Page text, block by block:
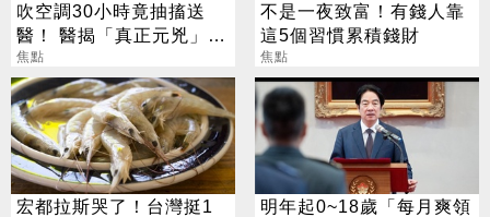
吹空調30小時竟抽搐送
醫！ 醫揭「真正元兇」：
不是冷氣
焦點
不是一夜致富！有錢人靠
這5個習慣累積錢財
焦點
宏都拉斯哭了！台灣挺1
明年起0~18歲「每月爽領